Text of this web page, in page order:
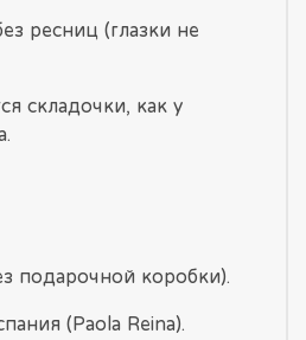
ресниц (глазки не
складочки, как у
подарочной коробки).
(Paola Reina).